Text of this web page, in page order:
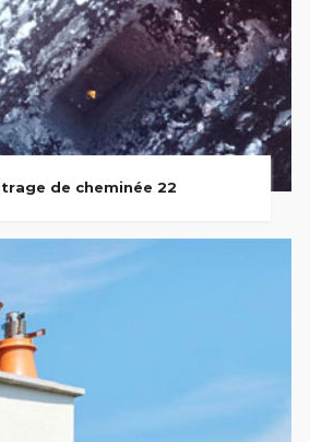
de cheminée 22